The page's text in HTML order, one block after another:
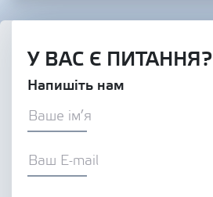
У ВАС Є ПИТАННЯ?
Напишіть нам